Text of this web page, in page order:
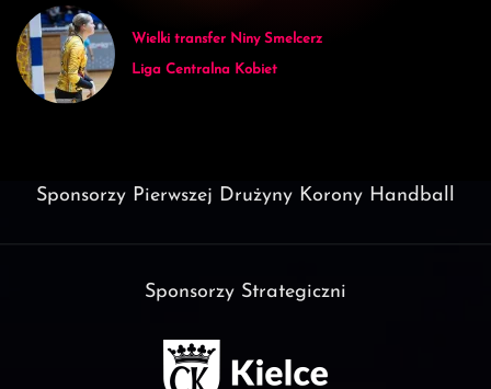
Wielki transfer Niny Smelcerz
Liga Centralna Kobiet
Sponsorzy Pierwszej Drużyny Korony Handball
Sponsorzy Strategiczni